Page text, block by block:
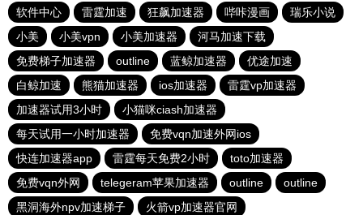
软件中心
雷霆加速 狂飙加速器 哔咔漫画
瑞乐小说
小美
小美vpn 小美加速器
河马加速下载
免费梯子加速器
outline 蓝鲸加速器
优途加速
白鲸加速
熊猫加速器 ios加速器
雷霆vp加速器
加速器试用3小时
小猫咪ciash加速器
每天试用一小时加速器
免费vqn加速外网ios
快连加速器app
雷霆每天免费2小时
toto加速器
免费vqn外网
telegeram苹果加速器 outline
outline
黑洞海外npv加速梯子
火箭vp加速器官网